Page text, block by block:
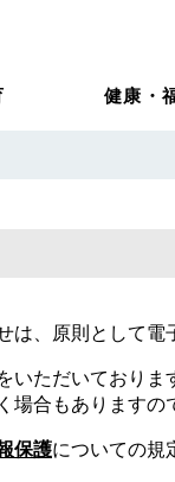
健康・
は、原則として電
いただいており
合もありますの
保護についての規